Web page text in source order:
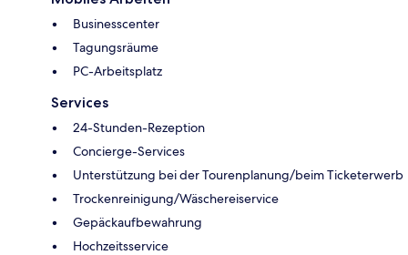
Businesscenter
Tagungsräume
PC-Arbeitsplatz
Services
24-Stunden-Rezeption
Concierge-Services
Unterstützung bei der Tourenplanung/beim Ticketerwerb
Trockenreinigung/Wäschereiservice
Gepäckaufbewahrung
Hochzeitsservice